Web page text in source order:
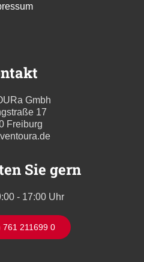
Gmbh
17
Freiburg
Sie gern
- 17:00 Uhr
761 211699 0